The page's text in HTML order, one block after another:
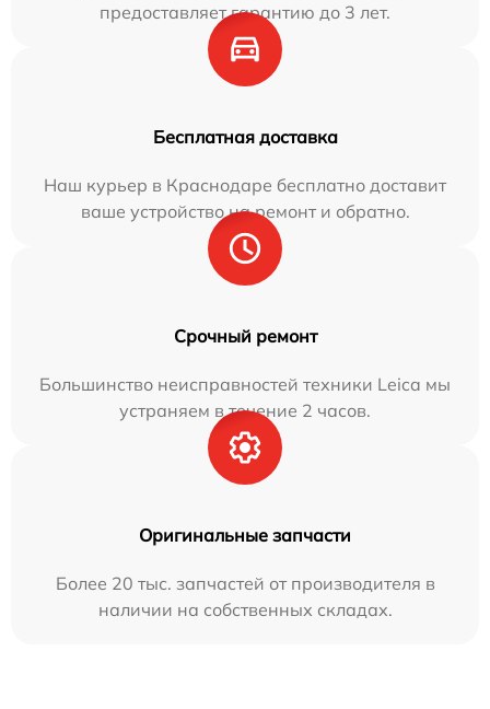
предоставляет гарантию до 3 лет.
Бесплатная доставка
Наш курьер в Краснодаре бесплатно доставит
ваше устройство на ремонт и обратно.
Срочный ремонт
Большинство неисправностей техники Leica мы
устраняем в течение 2 часов.
Оригинальные запчасти
Более 20 тыс. запчастей от производителя в
наличии на собственных складах.